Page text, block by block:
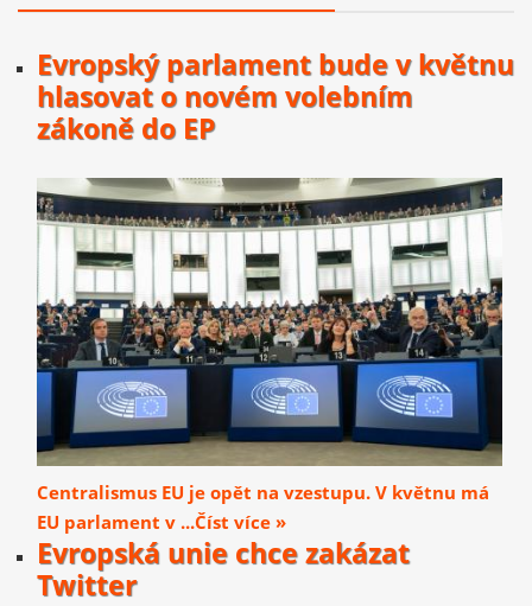
Evropský parlament bude v květnu
hlasovat o novém volebním
zákoně do EP
Centralismus EU je opět na vzestupu. V květnu má
EU parlament v ...Číst více »
Evropská unie chce zakázat
Twitter